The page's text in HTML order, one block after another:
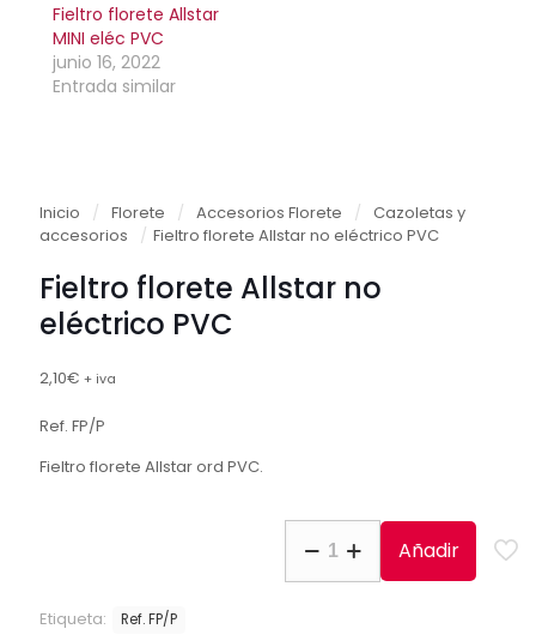
Fieltro florete Allstar
MINI eléc PVC
junio 16, 2022
Entrada similar
Inicio / Florete / Accesorios Florete / Cazoletas y
accesorios
/ Fieltro florete Allstar no eléctrico PVC
Fieltro florete Allstar no
eléctrico PVC
2,10€ + iva
Ref. FP/P
Fieltro florete Allstar ord PVC.
florete
Añadir
Etiqueta: Ref. FP/P